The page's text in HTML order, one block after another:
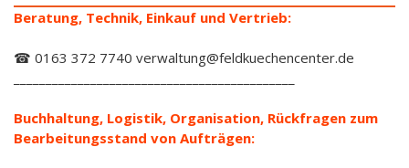
Beratung, Technik, Einkauf und Vertrieb:
☎ 0163 372 7740 verwaltung@feldkuechencenter.de
Buchhaltung, Logistik, Organisation, Rückfragen zum
Bearbeitungsstand von Aufträgen: